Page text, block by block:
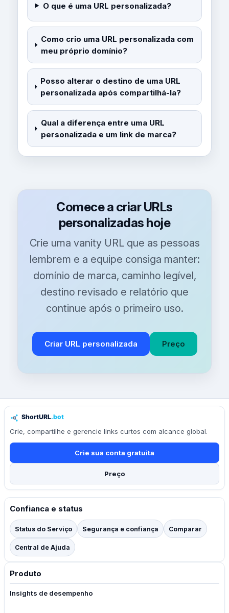
O que é uma URL personalizada?
Como crio uma URL personalizada com
meu próprio domínio?
Posso alterar o destino de uma URL
personalizada após compartilhá-la?
Qual a diferença entre uma URL
personalizada e um link de marca?
Comece a criar URLs
personalizadas hoje
Crie uma vanity URL que as pessoas
lembrem e a equipe consiga manter:
domínio de marca, caminho legível,
destino revisado e relatório que
continue após o primeiro uso.
Criar URL personalizada Preço
Crie, compartilhe e gerencie links curtos com alcance global.
Crie sua conta gratuita
Preço
Confianca e status
Status do Serviço Segurança e confiança Comparar
Central de Ajuda
Produto
Insights de desempenho